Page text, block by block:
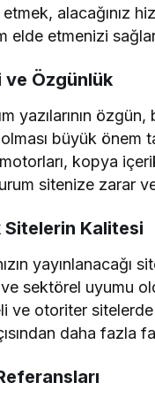
alacağınız
elde etmenizi
Özgünlük
yazılarının
büyük önem
kopya
sitenize zarar
Sitelerin Kalitesi
yayınlanacağı
sektörel uyumu
ve otoriter sitelerde
daha fazla